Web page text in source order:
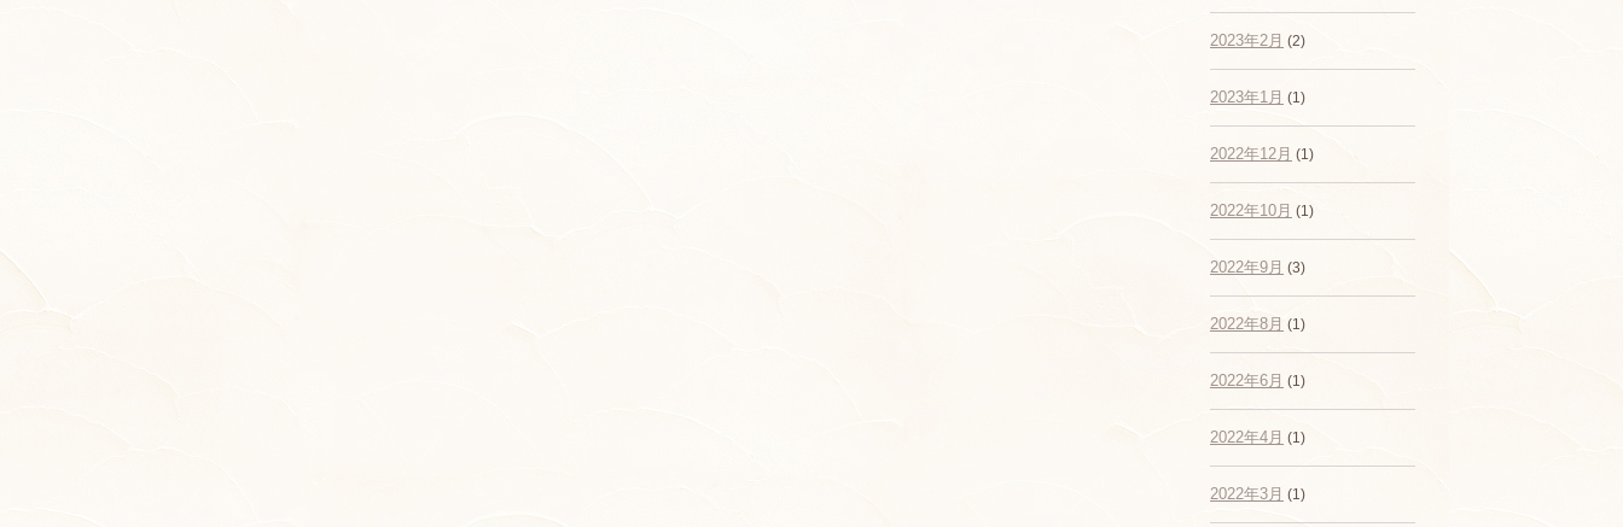
2023年2月 (2)
2023年1月 (1)
2022年12月 (1)
2022年10月 (1)
2022年9月 (3)
2022年8月 (1)
2022年6月 (1)
2022年4月 (1)
2022年3月 (1)